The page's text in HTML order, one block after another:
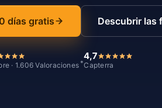
días gratis Descubrir las
· 1.606 Valoraciones *
4,7
Capterra